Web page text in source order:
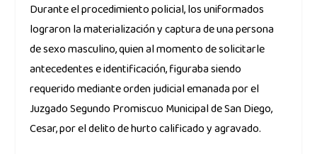
Durante el procedimiento policial, los uniformados
lograron la materialización y captura de una persona
de sexo masculino, quien al momento de solicitarle
antecedentes e identificación, figuraba siendo
requerido mediante orden judicial emanada por el
Juzgado Segundo Promiscuo Municipal de San Diego,
Cesar, por el delito de hurto calificado y agravado.